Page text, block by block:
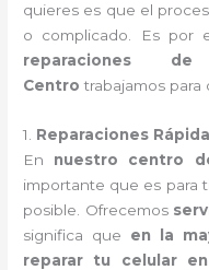
quieres es que el
o complicado. Es por
reparaciones
Centro trabajamos para
1. Reparaciones
En nuestro centro
importante que es para
posible. Ofrecemos
significa que en la
reparar tu celular